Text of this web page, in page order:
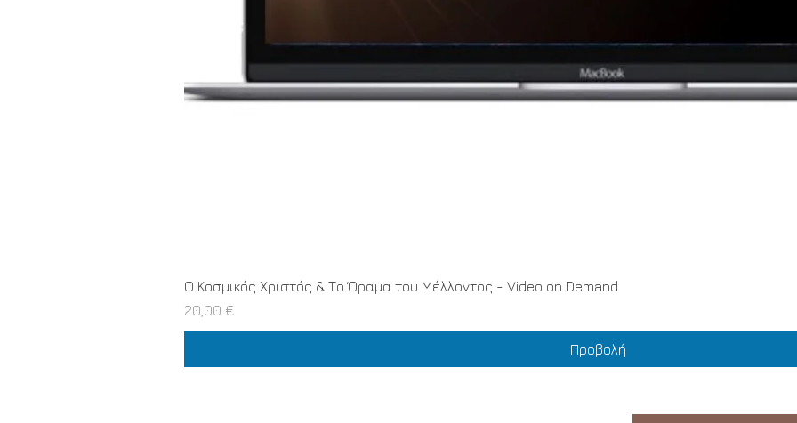
Γρήγορη προβολή
Ο Κοσμικός Χριστός & Το Όραμα του Μέλλοντος - Video on Demand
Τιμή
20,00 €
Προβολή